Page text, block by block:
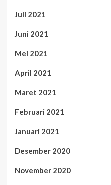
Juli 2021
Juni 2021
Mei 2021
April 2021
Maret 2021
Februari 2021
Januari 2021
Desember 2020
November 2020